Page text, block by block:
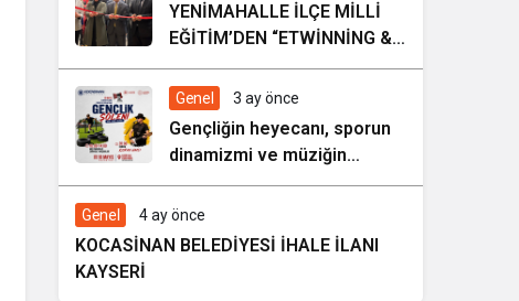
YENİMAHALLE İLÇE MİLLİ
EĞİTİM’DEN “ETWİNNİNG &
HAREZMİ PROJE ŞENLİĞİ”
Genel 3 ay önce
Gençliğin heyecanı, sporun
dinamizmi ve müziğin
coşkusu Kocasinan’da bir
araya geliyor!
Genel 4 ay önce
KOCASİNAN BELEDİYESİ İHALE İLANI
KAYSERİ